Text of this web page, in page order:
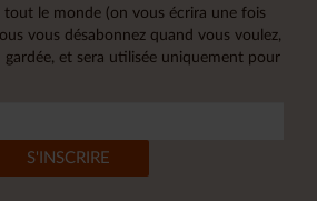
le monde (on vous écrira une fois
vous désabonnez quand vous voulez,
gardée, et sera utilisée uniquement pour